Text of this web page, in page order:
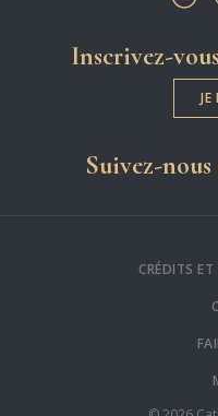
Inscrivez-
Suivez-nous
CRÉDITS